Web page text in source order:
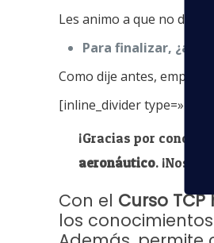
Les animo a que no
Para finalizar,
Como dije antes,
[inline_divider type=»1″]
¡Gracias por
aeronáutico. ¡Nos
Con el Curso
los